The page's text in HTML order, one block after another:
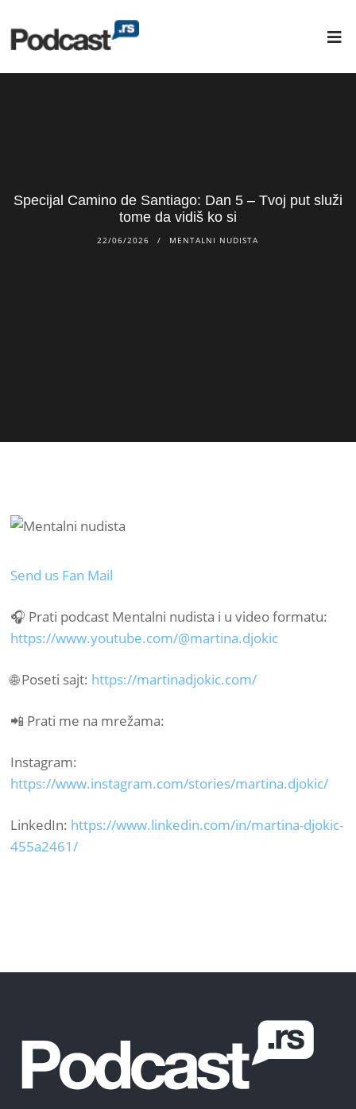
Specijal Camino de Santiago: Dan 5 – Tvoj put služi
tome da vidiš ko si
22/06/2026 MENTALNI NUDISTA
Send us Fan Mail
🎧 Prati podcast Mentalni nudista i u video formatu:
https://www.youtube.com/@martina.djokic
🌐 Poseti sajt: https://martinadjokic.com/
📲 Prati me na mrežama:
Instagram:
https://www.instagram.com/stories/martina.djokic/
LinkedIn: https://www.linkedin.com/in/martina-djokic-
455a2461/